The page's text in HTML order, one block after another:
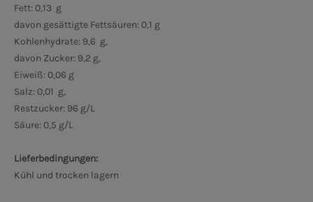
Fett: 0,13 g
davon gesättigte Fettsäuren: 0,1 g
Kohlenhydrate: 9,6 g,
davon Zucker: 9,2 g,
Eiweiß: 0,06 g
Salz: 0,01 g,
Restzucker: 96 g/L
Säure: 0,5 g/L
Lieferbedingungen:
Kühl und trocken lagern